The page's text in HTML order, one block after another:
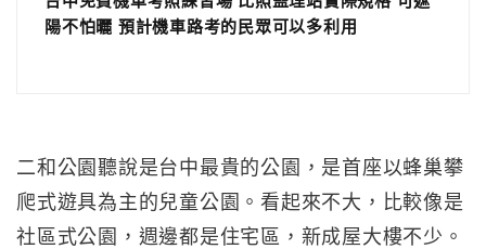
陽不怕曬 預計機車路考的民眾可以多利用
二和公園聽說是台中最貴的公園，是首座以蜂巢攀
爬式遊具為主的兒童公園。看起來不大，比較像是
社區式公園，週邊都是住宅區，新成屋大樓不少。